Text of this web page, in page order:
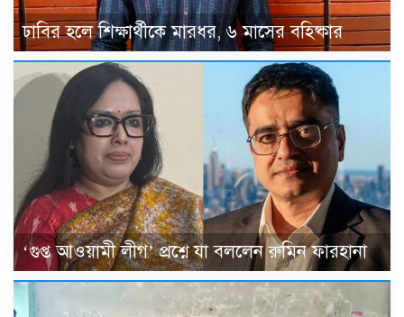
ঢাবির হলে শিক্ষার্থীকে মারধর, ৬ মাসের বহিষ্কার
‘গুপ্ত আওয়ামী লীগ’ প্রশ্নে যা বললেন রুমিন ফারহানা